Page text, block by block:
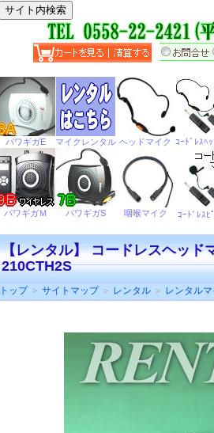
【レンタル】 コードレスヘッド
210CTH2S
トップ＞ サイトマップ＞ レンタル＞ レンタルマ